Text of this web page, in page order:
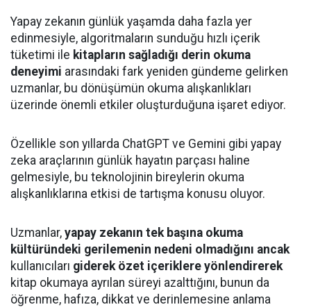
Yapay zekanın günlük yaşamda daha fazla yer
edinmesiyle, algoritmaların sunduğu hızlı içerik
tüketimi ile kitapların sağladığı derin okuma
deneyimi arasındaki fark yeniden gündeme gelirken
uzmanlar, bu dönüşümün okuma alışkanlıkları
üzerinde önemli etkiler oluşturduğuna işaret ediyor.
Özellikle son yıllarda ChatGPT ve Gemini gibi yapay
zeka araçlarının günlük hayatın parçası haline
gelmesiyle, bu teknolojinin bireylerin okuma
alışkanlıklarına etkisi de tartışma konusu oluyor.
Uzmanlar, yapay zekanın tek başına okuma
kültüründeki gerilemenin nedeni olmadığını ancak
kullanıcıları giderek özet içeriklere yönlendirerek
kitap okumaya ayrılan süreyi azalttığını, bunun da
öğrenme, hafıza, dikkat ve derinlemesine anlama